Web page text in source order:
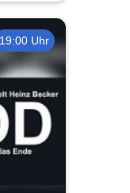
19:00 Uhr